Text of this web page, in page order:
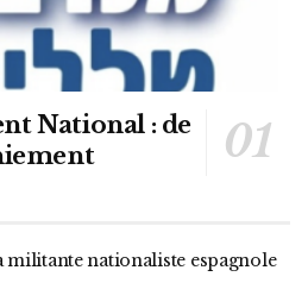
National : de
militante nationaliste espagnole